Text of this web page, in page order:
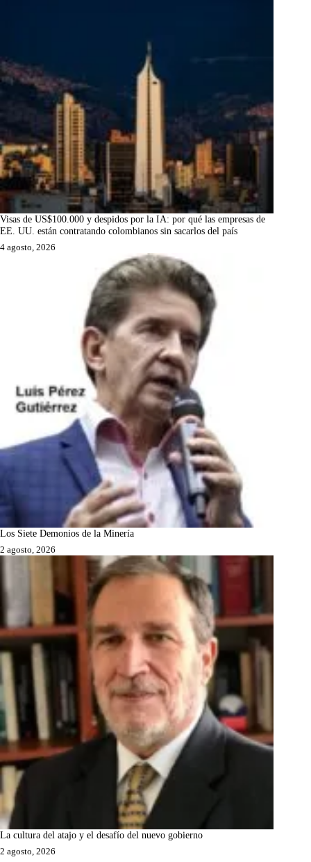
Visas de US$100.000 y despidos por la IA: por qué las empresas de
EE. UU. están contratando colombianos sin sacarlos del país
4 agosto, 2026
Los Siete Demonios de la Minería
2 agosto, 2026
La cultura del atajo y el desafío del nuevo gobierno
2 agosto, 2026